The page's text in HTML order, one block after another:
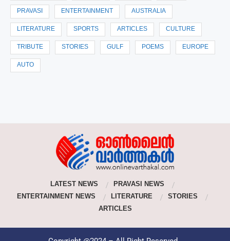
PRAVASI ENTERTAINMENT AUSTRALIA
LITERATURE SPORTS ARTICLES CULTURE
TRIBUTE STORIES GULF POEMS EUROPE
AUTO
LATEST NEWS
PRAVASI NEWS
ENTERTAINMENT NEWS
LITERATURE
STORIES
ARTICLES